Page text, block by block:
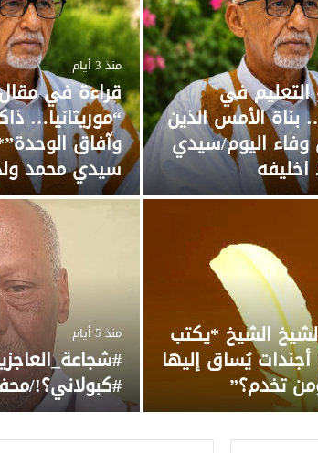
في
بناة الأمس الذين
اليوم/سيدي
منذ 3 أيام
قراءة في
“موريتانيا…
وآفاق
سيدي محمد
الشيخ *يكتب
يُساق إليها
تخدم؟”
منذ 5 أيام
#كبولاني؟!/